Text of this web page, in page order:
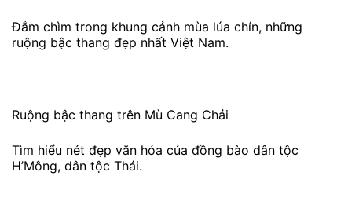
Tiếp đó đoàn sẽ lên xe di chuyển theo hướng về Hà